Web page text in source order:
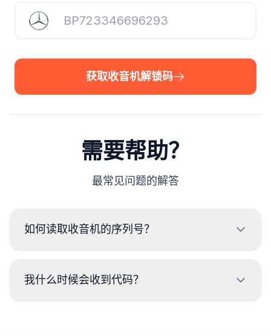
获取收音机解锁码
需要帮助？
最常见问题的解答
如何读取收音机的序列号？
签上的代码。通常，序列号位于条形码的上方或下方。示
我什么时候会收到代码？